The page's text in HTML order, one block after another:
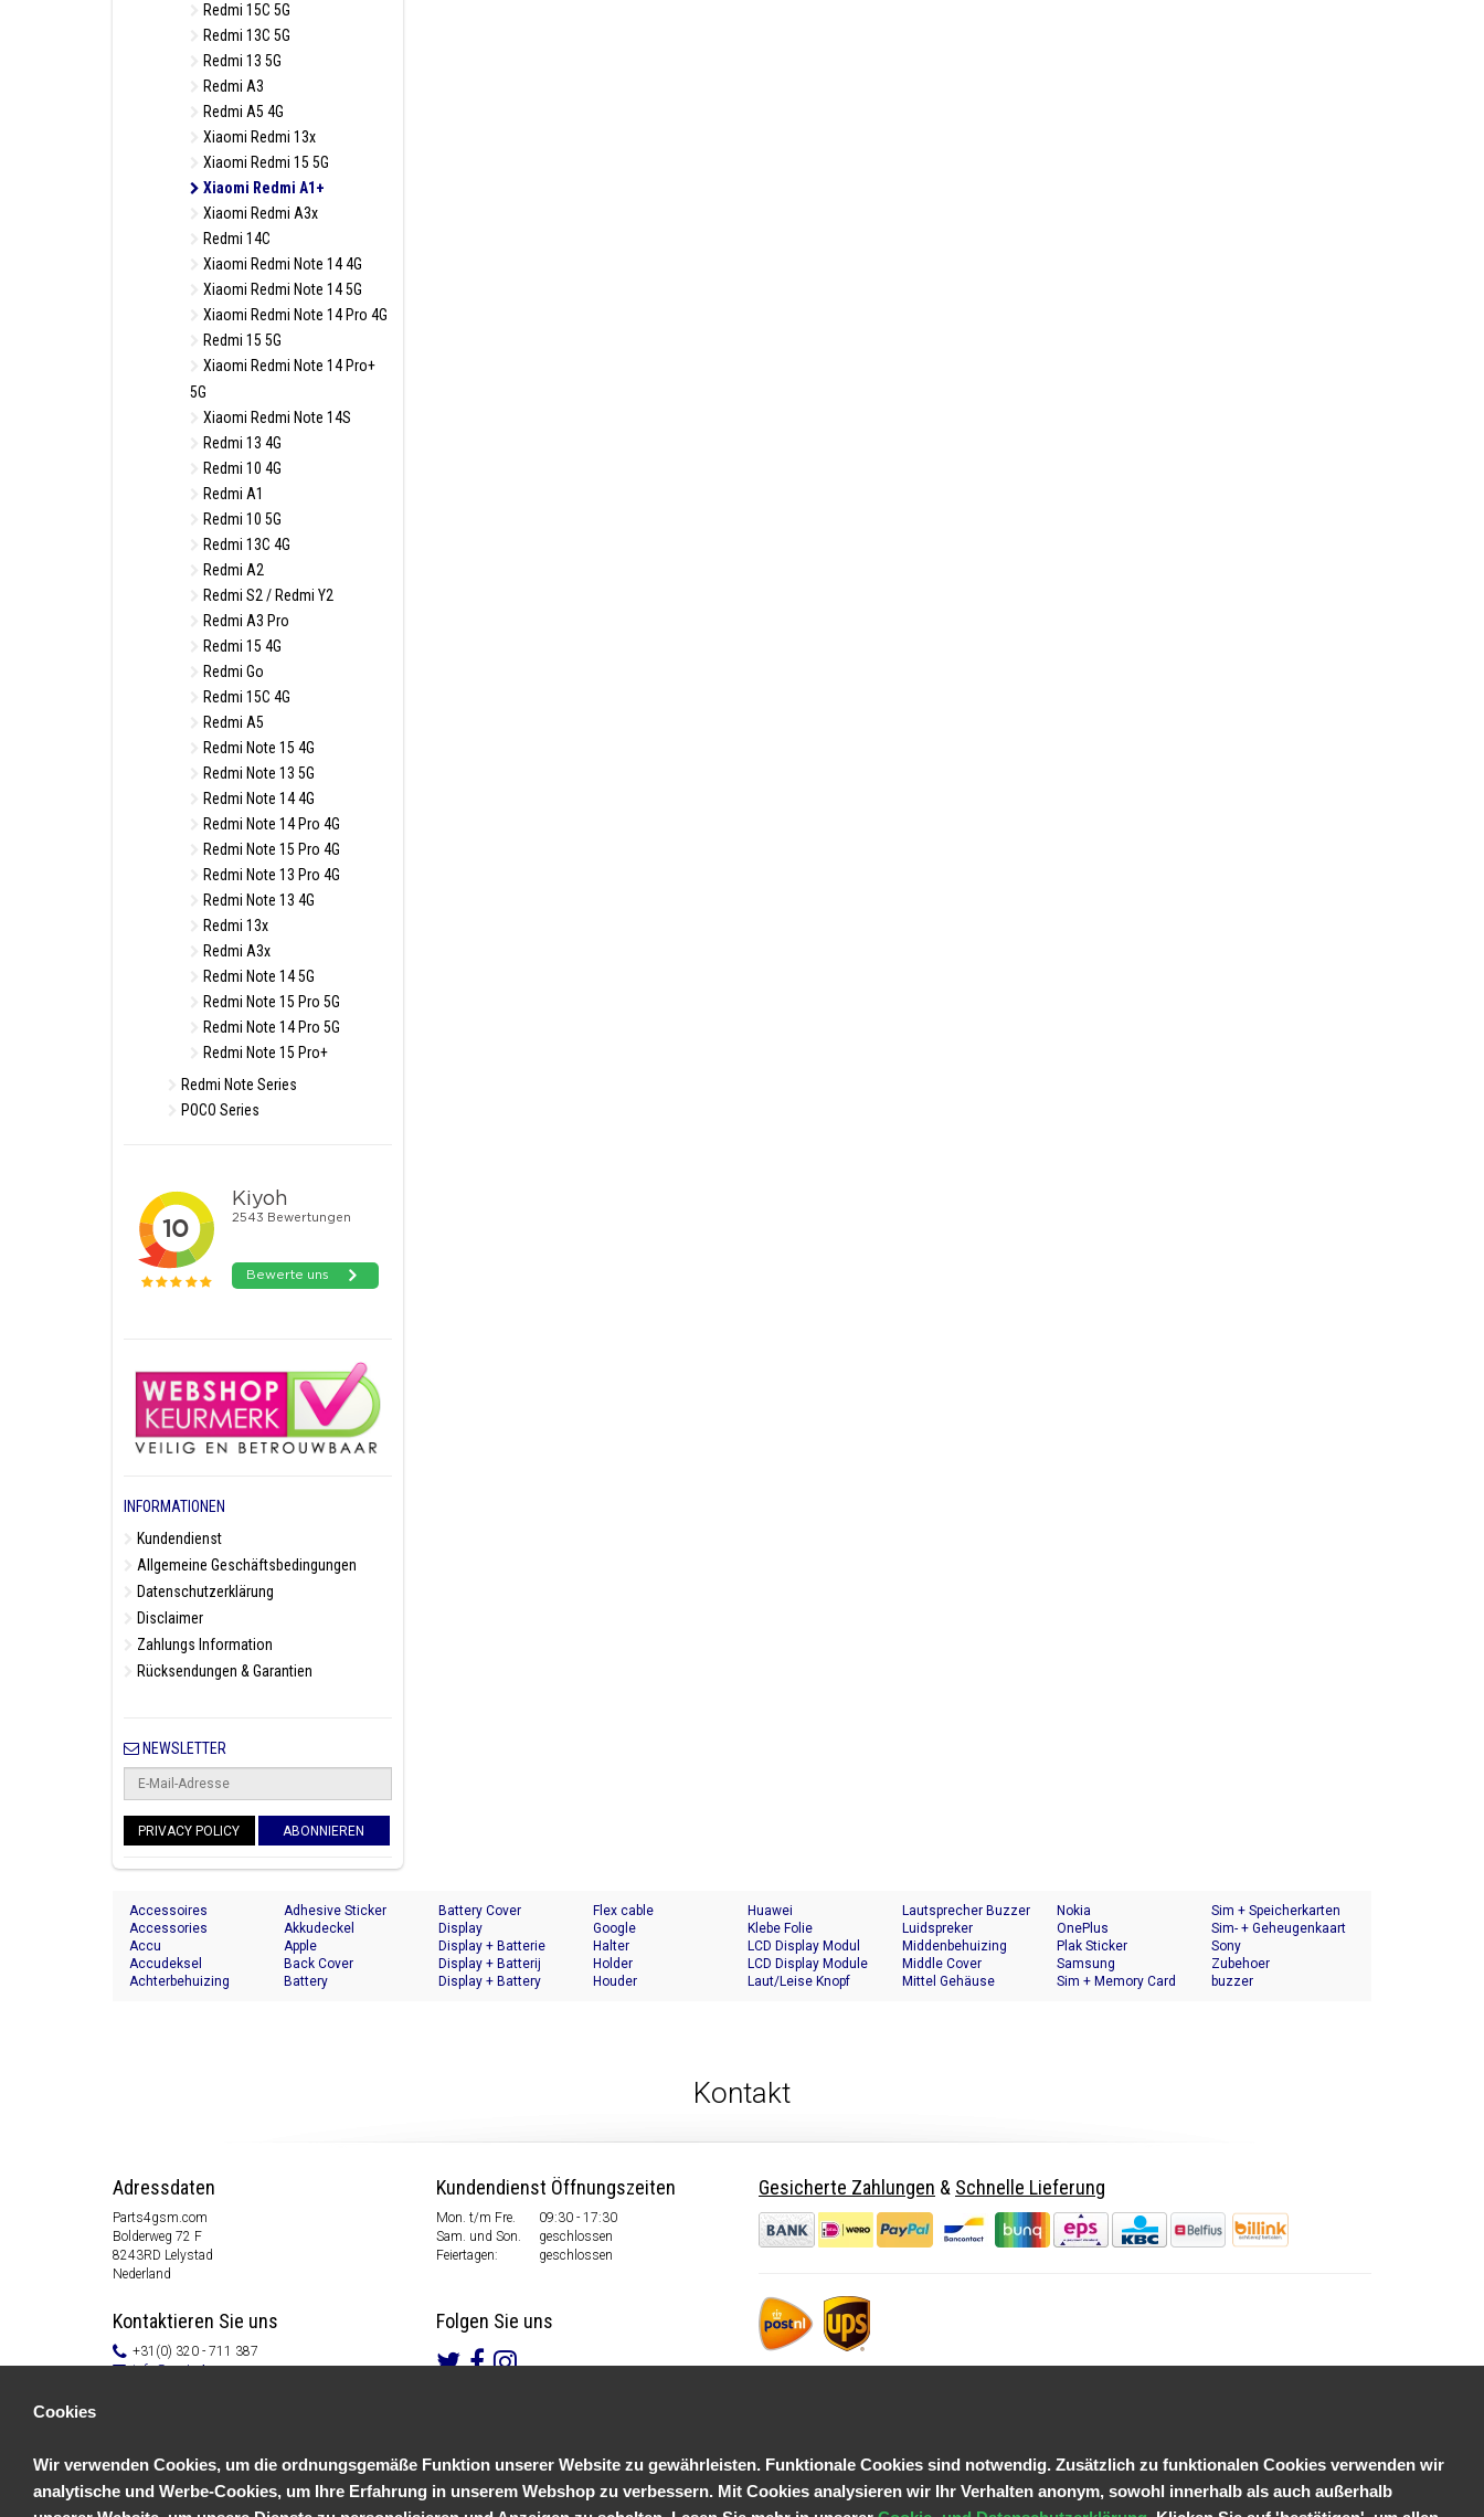
Redmi 15C 5G
Redmi 13C 5G
Redmi 13 5G
Redmi A3
Redmi A5 4G
Xiaomi Redmi 13x
Xiaomi Redmi 15 5G
Xiaomi Redmi A1+
Xiaomi Redmi A3x
Redmi 14C
Xiaomi Redmi Note 14 4G
Xiaomi Redmi Note 14 5G
Xiaomi Redmi Note 14 Pro 4G
Redmi 15 5G
Xiaomi Redmi Note 14 Pro+
5G
Xiaomi Redmi Note 14S
Redmi 13 4G
Redmi 10 4G
Redmi A1
Redmi 10 5G
Redmi 13C 4G
Redmi A2
Redmi S2 / Redmi Y2
Redmi A3 Pro
Redmi 15 4G
Redmi Go
Redmi 15C 4G
Redmi A5
Redmi Note 15 4G
Redmi Note 13 5G
Redmi Note 14 4G
Redmi Note 14 Pro 4G
Redmi Note 15 Pro 4G
Redmi Note 13 Pro 4G
Redmi Note 13 4G
Redmi 13x
Redmi A3x
Redmi Note 14 5G
Redmi Note 15 Pro 5G
Redmi Note 14 Pro 5G
Redmi Note 15 Pro+
Redmi Note Series
POCO Series
INFORMATIONEN
Kundendienst
Allgemeine Geschäftsbedingungen
Datenschutzerklärung
Disclaimer
Zahlungs Information
Rücksendungen & Garantien
NEWSLETTER
PRIVACY POLICY ABONNIEREN
Accessoires
Accessories
Accu
Accudeksel
Achterbehuizing
Adhesive Sticker
Akkudeckel
Apple
Back Cover
Battery
Battery Cover
Display
Display + Batterie
Display + Batterij
Display + Battery
Flex cable
Google
Halter
Holder
Houder
Huawei
Klebe Folie
LCD Display Modul
LCD Display Module
Laut/Leise Knopf
Lautsprecher Buzzer
Luidspreker
Middenbehuizing
Middle Cover
Mittel Gehäuse
Nokia
OnePlus
Plak Sticker
Samsung
Sim + Memory Card
Sim + Speicherkarten
Halter
Sim- + Geheugenkaart
Houder
Sony
Zubehoer
buzzer
Kontakt
Adressdaten
Parts4gsm.com
Bolderweg 72 F
8243RD Lelystad
Nederland
Kontaktieren Sie uns
+31(0) 320 - 711 387
info@parts4gsm.com
Kundendienst
Allgemeine Geschäftsbedingungen
Kundendienst Öffnungszeiten
Mon. t/m Fre.
09:30 - 17:30
Sam. und Son.
geschlossen
Feiertagen:
geschlossen
Folgen Sie uns
Gesicherte Zahlungen & Schnelle Lieferung
Cookies
Wir verwenden Cookies, um die ordnungsgemäße Funktion unserer Website zu gewährleisten. Funktionale Cookies sind notwendig. Zusätzlich zu funktionalen Cookies verwenden wir
analytische und Werbe-Cookies, um Ihre Erfahrung in unserem Webshop zu verbessern. Mit Cookies analysieren wir Ihr Verhalten anonym, sowohl innerhalb als auch außerhalb